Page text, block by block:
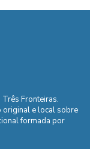
Fronteiras.
original e local sobre
formada por